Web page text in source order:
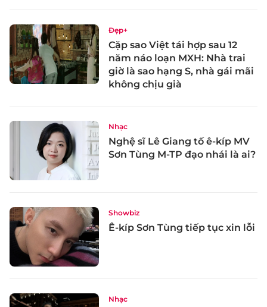
Đẹp+
Cặp sao Việt tái hợp sau 12
năm náo loạn MXH: Nhà trai
giờ là sao hạng S, nhà gái mãi
không chịu già
Nhạc
Nghệ sĩ Lê Giang tố ê-kíp MV
Sơn Tùng M-TP đạo nhái là ai?
Showbiz
Ê-kíp Sơn Tùng tiếp tục xin lỗi
Nhạc